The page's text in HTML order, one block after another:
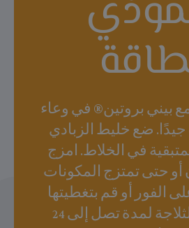
بيني بروتين® في وعاء
ضع خليط الزبادي
في الخلاط. امزج
10 ثوان أو حتى تمتزج المكونات
الفور أو قم بتغطيتها
وضعها في الثلاجة لمدة تصل إلى 24